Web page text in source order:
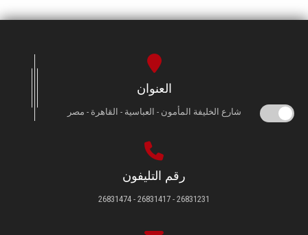
العنوان
شارع الخليفة المأمون - العباسية - القاهرة - مصر
رقم التليفون
26831231 - 26831417 - 26831474